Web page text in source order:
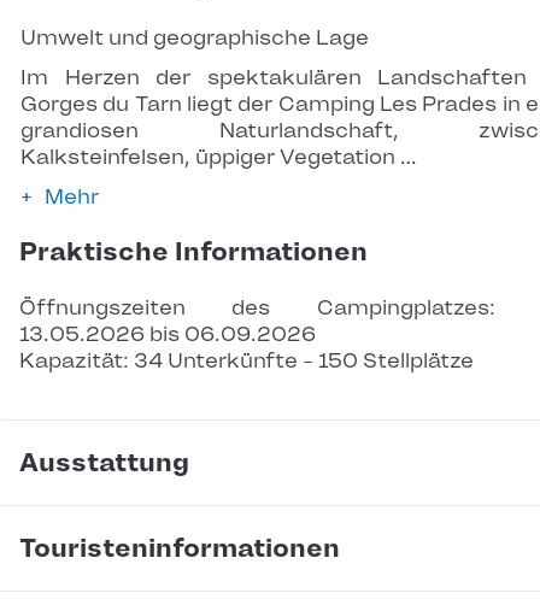
Umwelt und geographische Lage
Im Herzen der spektakulären Landschaften
Gorges du Tarn liegt der Camping Les Prades in
grandiosen Naturlandschaft,
Kalksteinfelsen, üppiger Vegetation …
Mehr
Praktische Informationen
Öffnungszeiten des Campingplatzes:
13.05.2026 bis 06.09.2026
Kapazität: 34 Unterkünfte - 150 Stellplätze
Ausstattung
Touristeninformationen